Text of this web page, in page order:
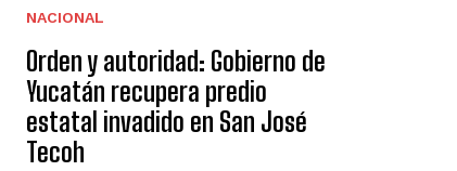
NACIONAL
Orden y autoridad: Gobierno de
Yucatán recupera predio
estatal invadido en San José
Tecoh